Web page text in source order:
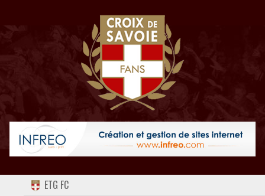
ACCUEILETG FC